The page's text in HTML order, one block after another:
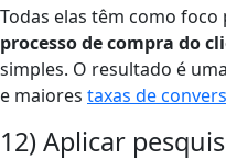
Todas elas têm como foco
processo de compra do
simples. O resultado é
e maiores taxas de
12) Aplicar